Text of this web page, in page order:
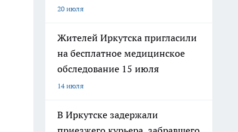
20 июля
Жителей Иркутска пригласили
на бесплатное медицинское
обследование 15 июля
14 июля
В Иркутске задержали